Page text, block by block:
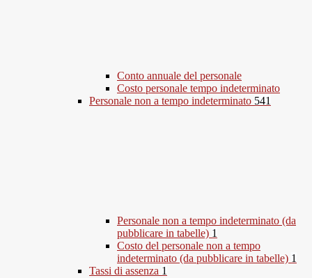
Conto annuale del personale
Costo personale tempo indeterminato
Personale non a tempo indeterminato 541
Personale non a tempo indeterminato (da
pubblicare in tabelle) 1
Costo del personale non a tempo
indeterminato (da pubblicare in tabelle) 1
Tassi di assenza 1